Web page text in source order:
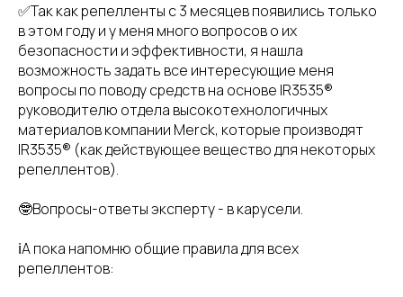
✅Так как репелленты с 3 месяцев появились только
в этом году и у меня много вопросов о их
безопасности и эффективности, я нашла
возможность задать все интересующие меня
вопросы по поводу средств на основе IR3535®️
руководителю отдела высокотехнологичных
материалов компании Merck, которые производят
IR3535®️ (как действующее вещество для некоторых
репеллентов).
🤓Вопросы-ответы эксперту - в карусели.
ℹ️А пока напомню общие правила для всех
репеллентов: